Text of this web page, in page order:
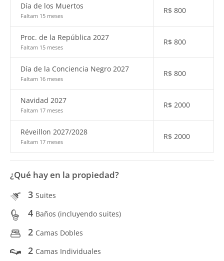
Día de los Muertos
Faltam 15 meses
R$ 800
Proc. de la República 2027
Faltam 15 meses
R$ 800
Día de la Conciencia Negro 2027
Faltam 16 meses
R$ 800
Navidad 2027
Faltam 17 meses
R$ 2000
Réveillon 2027/2028
Faltam 17 meses
R$ 2000
¿Qué hay en la propiedad?
3 Suites
4 Baños (incluyendo suites)
2 Camas Dobles
2 Camas Individuales